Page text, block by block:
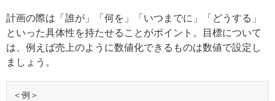
計画の際は「誰が」「何を」「いつまでに」「どうする」
といった具体性を持たせることがポイント。目標について
は、例えば売上のように数値化できるものは数値で設定し
ましょう。
＜例＞